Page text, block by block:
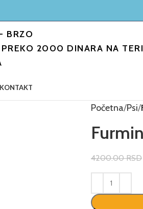
BRZO
2000 DINARA NA
KONTAKT
Početna Psi
4200.00RSD